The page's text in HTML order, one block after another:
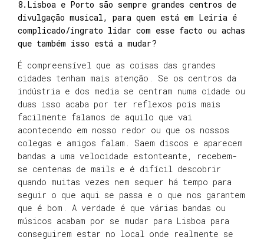
8.Lisboa e Porto são sempre grandes centros de
divulgação musical, para quem está em Leiria é
complicado/ingrato lidar com esse facto ou achas
que também isso está a mudar?
É compreensível que as coisas das grandes
cidades tenham mais atenção. Se os centros da
indústria e dos media se centram numa cidade ou
duas isso acaba por ter reflexos pois mais
facilmente falamos de aquilo que vai
acontecendo em nosso redor ou que os nossos
colegas e amigos falam. Saem discos e aparecem
bandas a uma velocidade estonteante, recebem-
se centenas de mails e é difícil descobrir
quando muitas vezes nem sequer há tempo para
seguir o que aqui se passa e o que nos garantem
que é bom. A verdade é que várias bandas ou
músicos acabam por se mudar para Lisboa para
conseguirem estar no local onde realmente se